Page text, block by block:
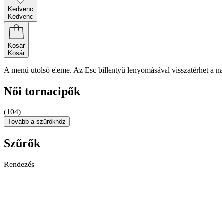
Kedvenc
Kedvenc
Kosár
Kosár
A menü utolsó eleme. Az Esc billentyű lenyomásával visszatérhet a
Női tornacipők
(104)
Tovább a szűrőkhöz
Szűrők
Rendezés